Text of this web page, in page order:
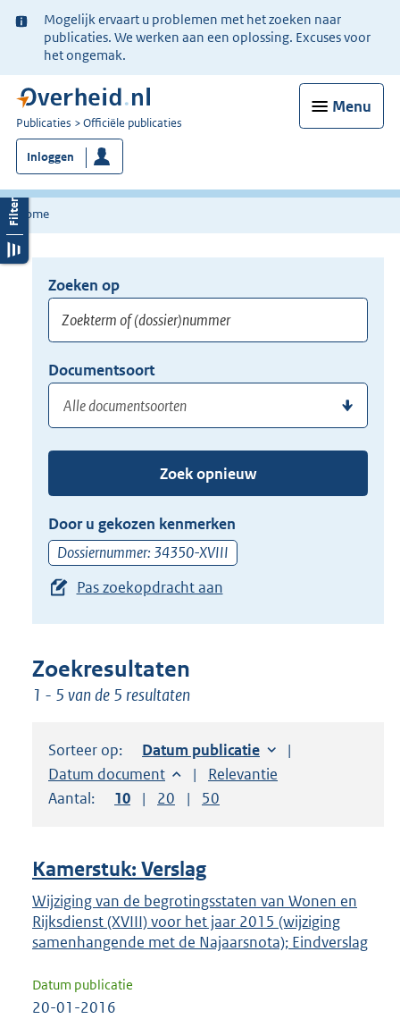
Ter
informatie:
Mogelijk ervaart u problemen met het zoeken naar
publicaties. We werken aan een oplossing. Excuses voor
het ongemak.
Menu
U
bent
nu
hier:
Publicaties Officiële publicaties
Inloggen
Home
Opnieuw
zoeken:
Zoeken op
of
(dossier)nummer
hier
uw
zoekterm
of
(dossier)nummer
in
Documentsoort
of
de
pijl
beneden
toets
suggesties.
Druk
om
uw
keuze
te
bevestigen.
Zoek opnieuw
Door u gekozen kenmerken
Dossiernummer: 34350-XVIII
Pas zoekopdracht aan
Zoekresultaten
1 - 5 van de 5 resultaten
Sorteer op: Sorteer op:
Datum publicatie
Sorteer op:
Datum document Sorteer op:
Relevantie
Aantal:
Toon
10 resultaten per pagina
Toon
20 resultaten per pagina
Toon
50
Kamerstuk: Verslag
Wijziging van de begrotingsstaten van Wonen en
Rijksdienst (XVIII) voor het jaar 2015 (wijziging
samenhangende met de Najaarsnota); Eindverslag
Datum publicatie
20-01-2016